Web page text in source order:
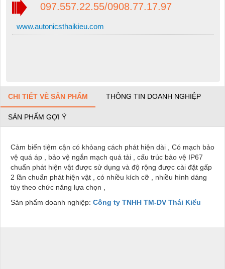
097.557.22.55/0908.77.17.97
www.autonicsthaikieu.com
CHI TIẾT VỀ SẢN PHẨM THÔNG TIN DOANH NGHIỆP
SẢN PHẨM GỢI Ý
Cảm biến tiệm cận có khỏang cách phát hiện dài , Có mạch bảo
vệ quá áp , bảo vệ ngắn mạch quá tải , cấu trúc bảo vệ IP67
chuẩn phát hiện vật được sử dụng và độ rộng được cài đặt gấp
2 lần chuẩn phát hiện vật , có nhiều kích cỡ , nhiều hình dáng
tùy theo chức năng lựa chọn ,
Sản phẩm doanh nghiệp: Công ty TNHH TM-DV Thái Kiểu